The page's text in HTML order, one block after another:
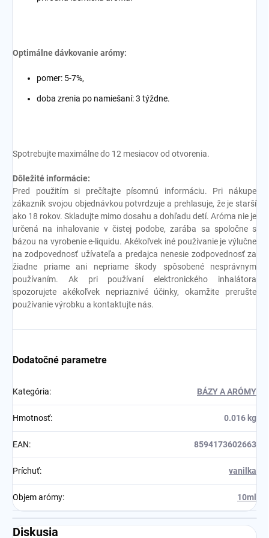
Optimálne dávkovanie arómy:
pomer: 5-7%,
doba zrenia po namiešaní: 3 týždne.
Spotrebujte maximálne do 12 mesiacov od otvorenia.
Dôležité informácie:
Pred použitím si prečítajte písomnú informáciu. Pri nákupe
zákazník svojou objednávkou potvrdzuje a prehlasuje, že je starší
ako 18 rokov. Skladujte mimo dosahu a dohľadu detí. Aróma nie je
určená na inhalovanie v čistej podobe, zarába sa spoločne s
bázou na vyrobenie e-liquidu. Akékoľvek iné používanie je výlučne
na zodpovednosť užívateľa a predajca nenesie zodpovednosť za
žiadne priame ani nepriame škody spôsobené nesprávnym
používaním. Ak pri používaní elektronického inhalátora
spozorujete akékoľvek nepriaznivé účinky, okamžite prerušte
používanie výrobku a kontaktujte nás.
Dodatočné parametre
Kategória: BÁZY A ARÓMY
Hmotnosť: 0.016 kg
EAN: 8594173602663
Príchuť: vanilka
Objem arómy: 10ml
Diskusia